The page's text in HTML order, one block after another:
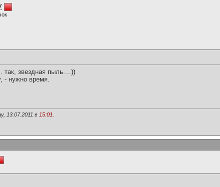
так, звездная пыль....))
- нужно время.
13.07.2011 в 15:01